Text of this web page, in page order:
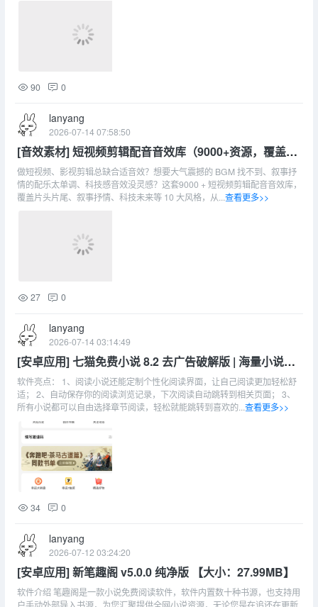
90 0
lanyang
2026-07-14 07:58:50
[音效素材] 短视频剪辑配音音效库（9000+资源，覆盖10
大风格，影视/短视频创作必备）
做短视频、影视剪辑总缺合适音效？想要大气震撼的 BGM 找不到、叙事抒
情的配乐太单调、科技感音效没灵感？这套9000 + 短视频剪辑配音音效库，
覆盖片头片尾、叙事抒情、科技未来等 10 大风格，从...查看更多>>
27 0
lanyang
2026-07-14 03:14:49
[安卓应用] 七猫免费小说 8.2 去广告破解版 | 海量小说阅
读，短剧无广告
软件亮点： 1、阅读小说还能定制个性化阅读界面，让自己阅读更加轻松舒
适； 2、自动保存你的阅读浏览记录，下次阅读自动跳转到相关页面； 3、
所有小说都可以自由选择章节阅读，轻松就能跳转到喜欢的...查看更多>>
34 0
lanyang
2026-07-12 03:24:20
[安卓应用] 新笔趣阁 v5.0.0 纯净版 【大小：27.99MB】
软件介绍 笔趣阁是一款小说免费阅读软件，软件内置数十种书源，也支持用
户手动外部导入书源，为您汇聚提供全网小说资源，无论您是在追还在更新